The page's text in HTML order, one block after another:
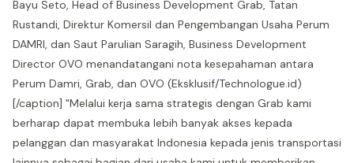
Bayu Seto, Head of Business Development Grab, Tatan
Rustandi, Direktur Komersil dan Pengembangan Usaha Perum
DAMRI, dan Saut Parulian Saragih, Business Development
Director OVO menandatangani nota kesepahaman antara
Perum Damri, Grab, dan OVO (Eksklusif/Technologue.id)
[/caption] "Melalui kerja sama strategis dengan Grab kami
berharap dapat membuka lebih banyak akses kepada
pelanggan dan masyarakat Indonesia kepada jenis transportasi